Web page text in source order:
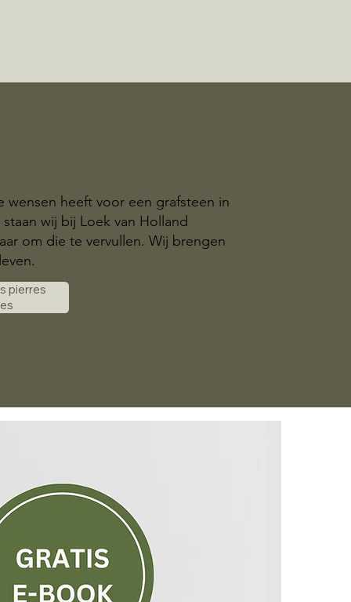
wensen heeft voor een grafsteen in
staan wij bij Loek van Holland
om die te vervullen. Wij brengen
pierres